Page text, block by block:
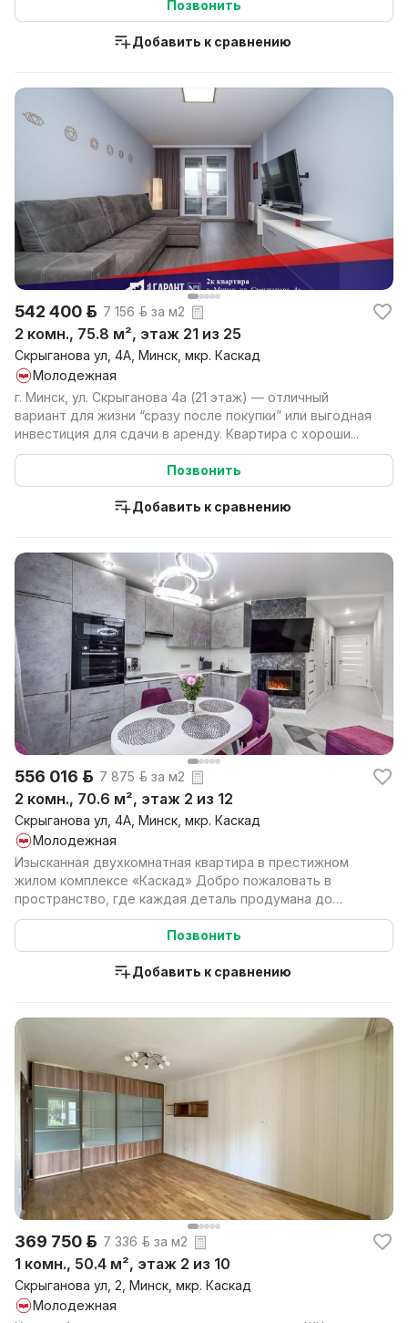
Позвонить
Добавить к сравнению
542 400 р. 7 156 р. за м2
2 комн., 75.8 м², этаж 21 из 25
Скрыганова ул, 4А, Минск, мкр. Каскад
Молодежная
г. Минск, ул. Скрыганова 4а (21 этаж) — отличный
вариант для жизни “сразу после покупки” или выгодная
инвестиция для сдачи в аренду. Квартира с хороши...
Позвонить
Добавить к сравнению
556 016 р. 7 875 р. за м2
2 комн., 70.6 м², этаж 2 из 12
Скрыганова ул, 4А, Минск, мкр. Каскад
Молодежная
Изысканная двухкомнатная квартира в престижном
жилом комплексе «Каскад» Добро пожаловать в
пространство, где каждая деталь продумана до
мелочей. Эта р...
Позвонить
Добавить к сравнению
369 750 р. 7 336 р. за м2
1 комн., 50.4 м², этаж 2 из 10
Скрыганова ул, 2, Минск, мкр. Каскад
Молодежная